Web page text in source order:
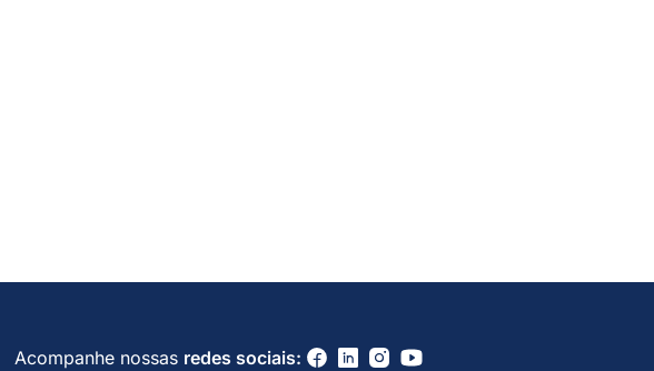
Acompanhe nossas redes sociais: